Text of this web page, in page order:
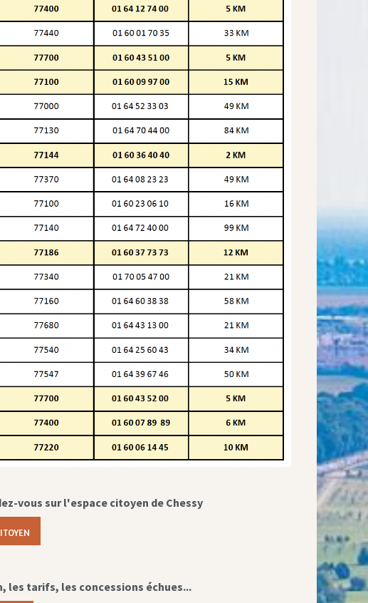
vous sur l'espace citoyen de Chessy
les tarifs, les concessions échues...